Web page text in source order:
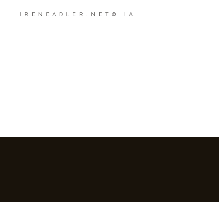
IRENEADLER.NET © IA